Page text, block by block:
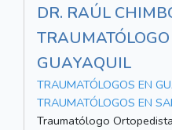
DR. RAÚL
GUAYAQUIL
TRAUMATÓLOGOS EN
TRAUMATÓLOGOS EN
Traumatólogo